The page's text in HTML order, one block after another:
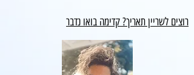
רוצים לשריין תאריך? קדימה בואו נדבר